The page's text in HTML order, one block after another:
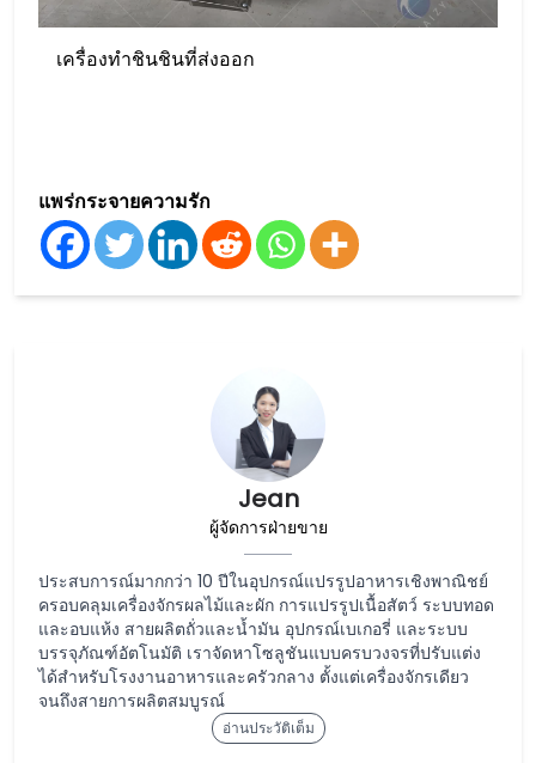
เครื่องทำชินชินที่ส่งออก
แพร่กระจายความรัก
Jean
ผู้จัดการฝ่ายขาย
ประสบการณ์มากกว่า 10 ปีในอุปกรณ์แปรรูปอาหารเชิงพาณิชย์
ครอบคลุมเครื่องจักรผลไม้และผัก การแปรรูปเนื้อสัตว์ ระบบทอด
และอบแห้ง สายผลิตถั่วและน้ำมัน อุปกรณ์เบเกอรี่ และระบบ
บรรจุภัณฑ์อัตโนมัติ เราจัดหาโซลูชันแบบครบวงจรที่ปรับแต่ง
ได้สำหรับโรงงานอาหารและครัวกลาง ตั้งแต่เครื่องจักรเดียว
จนถึงสายการผลิตสมบูรณ์
อ่านประวัติเต็ม